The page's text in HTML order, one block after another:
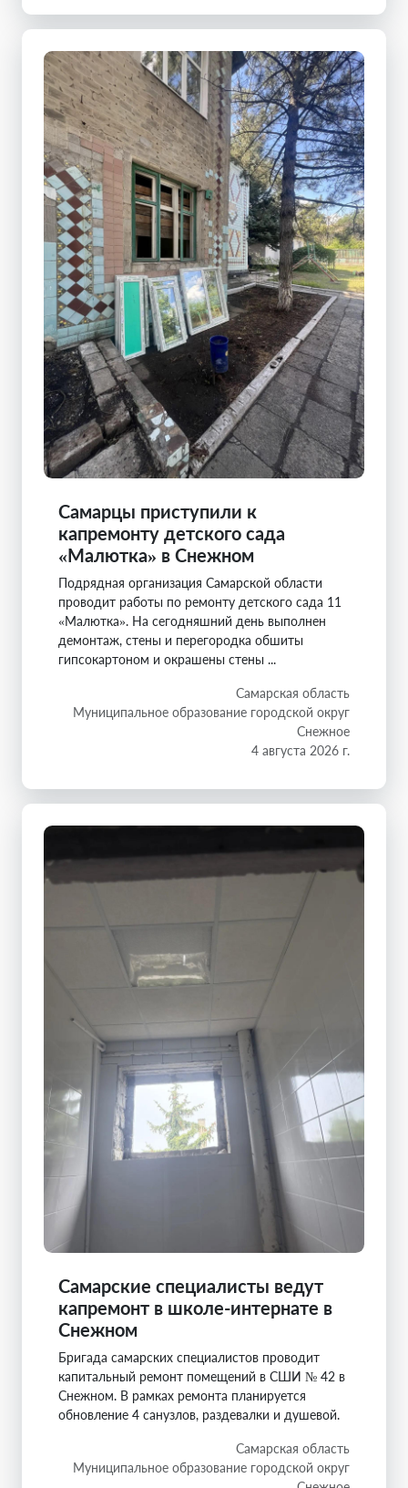
Самарцы приступили к
капремонту детского сада
«Малютка» в Снежном
Подрядная организация Самарской области
проводит работы по ремонту детского сада 11
«Малютка». На сегодняшний день выполнен
демонтаж, стены и перегородка обшиты
гипсокартоном и окрашены стены ...
Самарская область
Муниципальное образование городской округ
Снежное
4 августа 2026 г.
Самарские специалисты ведут
капремонт в школе-интернате в
Снежном
Бригада самарских специалистов проводит
капитальный ремонт помещений в СШИ № 42 в
Снежном. В рамках ремонта планируется
обновление 4 санузлов, раздевалки и душевой.
Самарская область
Муниципальное образование городской округ